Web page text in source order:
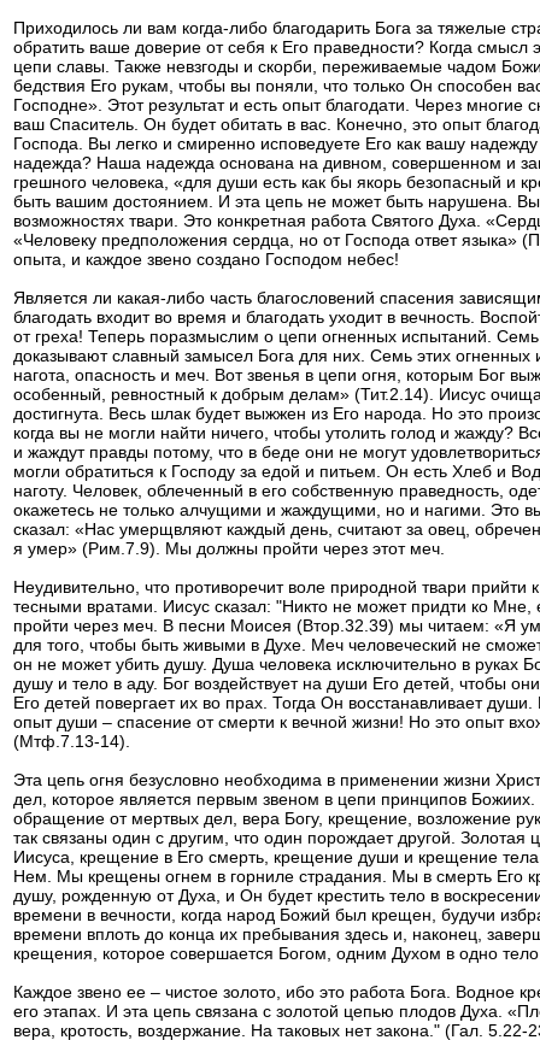
Приходилось ли вам когда-либо благодарить Бога за тяжелые
обратить ваше доверие от себя к Его праведности? Когда смысл
цепи славы. Также невзгоды и скорби, переживаемые чадом
бедствия Его рукам, чтобы вы поняли, что только Он способен
Господне». Этот результат и есть опыт благодати. Через
ваш Спаситель. Он будет обитать в вас. Конечно, это опыт
Господа. Вы легко и смиренно исповедуете Его как вашу
надежда? Наша надежда основана на дивном, совершенном и
грешного человека, «для души есть как бы якорь безопасный и
быть вашим достоянием. И эта цепь не может быть нарушена.
возможностях твари. Это конкретная работа Святого Духа.
«Человеку предположения сердца, но от Господа ответ языка»
опыта, и каждое звено создано Господом небес!
Является ли какая-либо часть благословений спасения
благодать входит во время и благодать уходит в вечность.
от греха! Теперь поразмыслим о цепи огненных испытаний.
доказывают славный замысел Бога для них. Семь этих
нагота, опасность и меч. Вот звенья в цепи огня, которым Бог
особенный, ревностный к добрым делам» (Тит.2.14). Иисус
достигнута. Весь шлак будет выжжен из Его народа. Но это
когда вы не могли найти ничего, чтобы утолить голод и жажду?
и жаждут правды потому, что в беде они не могут
могли обратиться к Господу за едой и питьем. Он есть Хлеб и
наготу. Человек, облеченный в его собственную праведность,
окажетесь не только алчущими и жаждущими, но и нагими. Это
сказал: «Нас умерщвляют каждый день, считают за овец,
я умер» (Рим.7.9). Мы должны пройти через этот меч.
Неудивительно, что противоречит воле природной твари
тесными вратами. Иисус сказал: "Никто не может придти ко
пройти через меч. В песни Моисея (Втор.32.39) мы читаем:
для того, чтобы быть живыми в Духе. Меч человеческий не
он не может убить душу. Душа человека исключительно в руках
душу и тело в аду. Бог воздействует на души Его детей, чтобы
Его детей повергает их во прах. Тогда Он восстанавливает
опыт души – спасение от смерти к вечной жизни! Но это опыт
(Мтф.7.13-14).
Эта цепь огня безусловно необходима в применении жизни
дел, которое является первым звеном в цепи принципов
обращение от мертвых дел, вера Богу, крещение, возложение
так связаны один с другим, что один порождает другой.
Иисуса, крещение в Его смерть, крещение души и крещение
Нем. Мы крещены огнем в горниле страдания. Мы в смерть Его
душу, рожденную от Духа, и Он будет крестить тело в
времени в вечности, когда народ Божий был крещен, будучи
времени вплоть до конца их пребывания здесь и, наконец,
крещения, которое совершается Богом, одним Духом в одно
Каждое звено ее – чистое золото, ибо это работа Бога. Водное
его этапах. И эта цепь связана с золотой цепью плодов Духа.
вера, кротость, воздержание. На таковых нет закона." (Гал.